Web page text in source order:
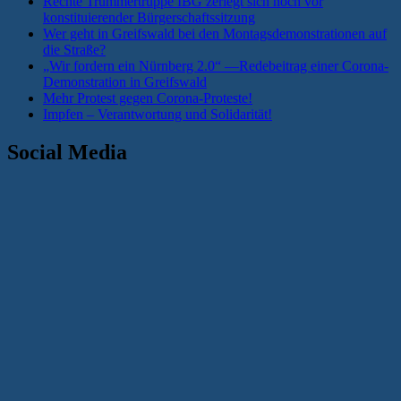
konstituierender Bürgerschaftssitzung
Wer geht in Greifswald bei den Montagsdemonstrationen auf
die Straße?
„Wir fordern ein Nürnberg 2.0“ —Redebeitrag einer Corona-
Demonstration in Greifswald
Mehr Protest gegen Corona-Proteste!
Impfen – Verantwortung und Solidarität!
Social Media